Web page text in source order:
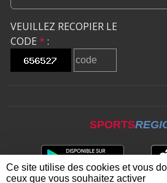
VEUILLEZ RECOPIER LE
CODE * :
SPORTS
Ce site utilise des cookies et vous
ceux que vous souhaitez activer